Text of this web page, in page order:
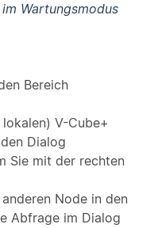
Wartungsmodus
Bereich
V-Cube+
Dialog
Sie mit der rechten
Node in den
Abfrage im Dialog